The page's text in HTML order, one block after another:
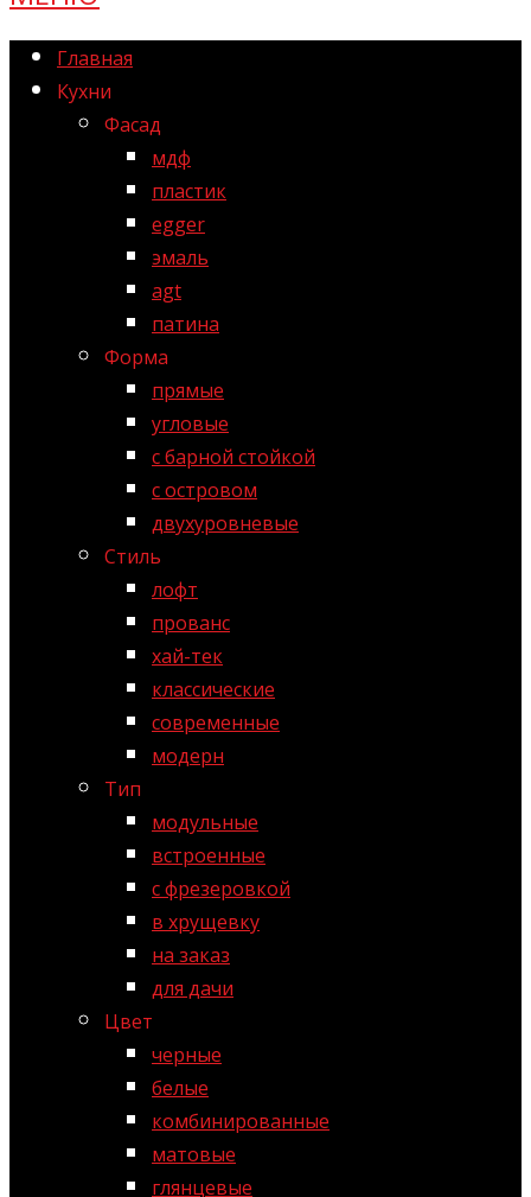
Главная
Кухни
Фасад
мдф
пластик
egger
эмаль
agt
патина
Форма
прямые
угловые
с барной стойкой
с островом
двухуровневые
Стиль
лофт
прованс
хай-тек
классические
современные
модерн
Тип
модульные
встроенные
с фрезеровкой
в хрущевку
на заказ
для дачи
Цвет
черные
белые
комбинированные
матовые
глянцевые